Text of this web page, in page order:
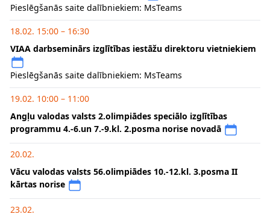
Pieslēgšanās saite dalībniekiem: MsTeams
18.02. 15:00 – 16:30
VIAA darbseminārs izglītības iestāžu direktoru vietniekiem
Pieslēgšanās saite dalībniekiem: MsTeams
19.02. 10:00 – 11:00
Angļu valodas valsts 2.olimpiādes speciālo izglītības
programmu 4.-6.un 7.-9.kl. 2.posma norise novadā
20.02.
Vācu valodas valsts 56.olimpiādes 10.-12.kl. 3.posma II
kārtas norise
23.02.